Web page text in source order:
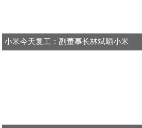
小米今天复工：副董事长林斌晒小米